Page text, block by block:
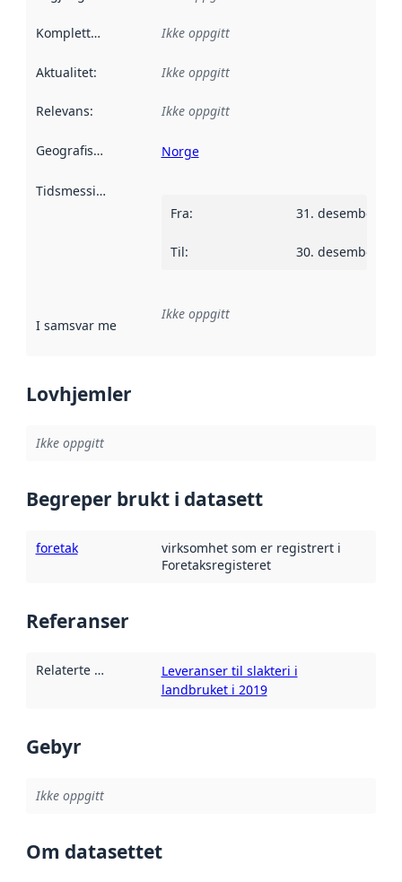
Kompletthet Ikke oppgitt
Aktualitet: Ikke oppgitt
Relevans: Ikke oppgitt
Geografisk avgrensning :
Norge
Tidsmessig avgrensning
Fra: 31. desember
Til: 30. desember
I samsvar med Referanse til en implementasjonsregel
Ikke oppgitt
Lovhjemler
Ikke oppgitt
Begreper brukt i datasett
foretak
virksomhet som er registrert i
Foretaksregisteret
Referanser
Relaterte ressurser
Leveranser til slakteri i
landbruket i 2019
Gebyr
Ikke oppgitt
Om datasettet